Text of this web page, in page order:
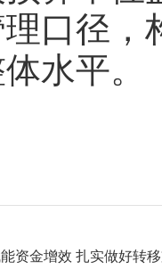
口径，
水平。
资金增效 扎实做好转